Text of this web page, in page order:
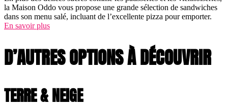
la Maison Oddo vous propose une grande sélection de sandwiches
dans son menu salé, incluant de l’excellente pizza pour emporter.
En savoir plus
D’AUTRES OPTIONS À DÉCOUVRIR
TERRE & NEIGE